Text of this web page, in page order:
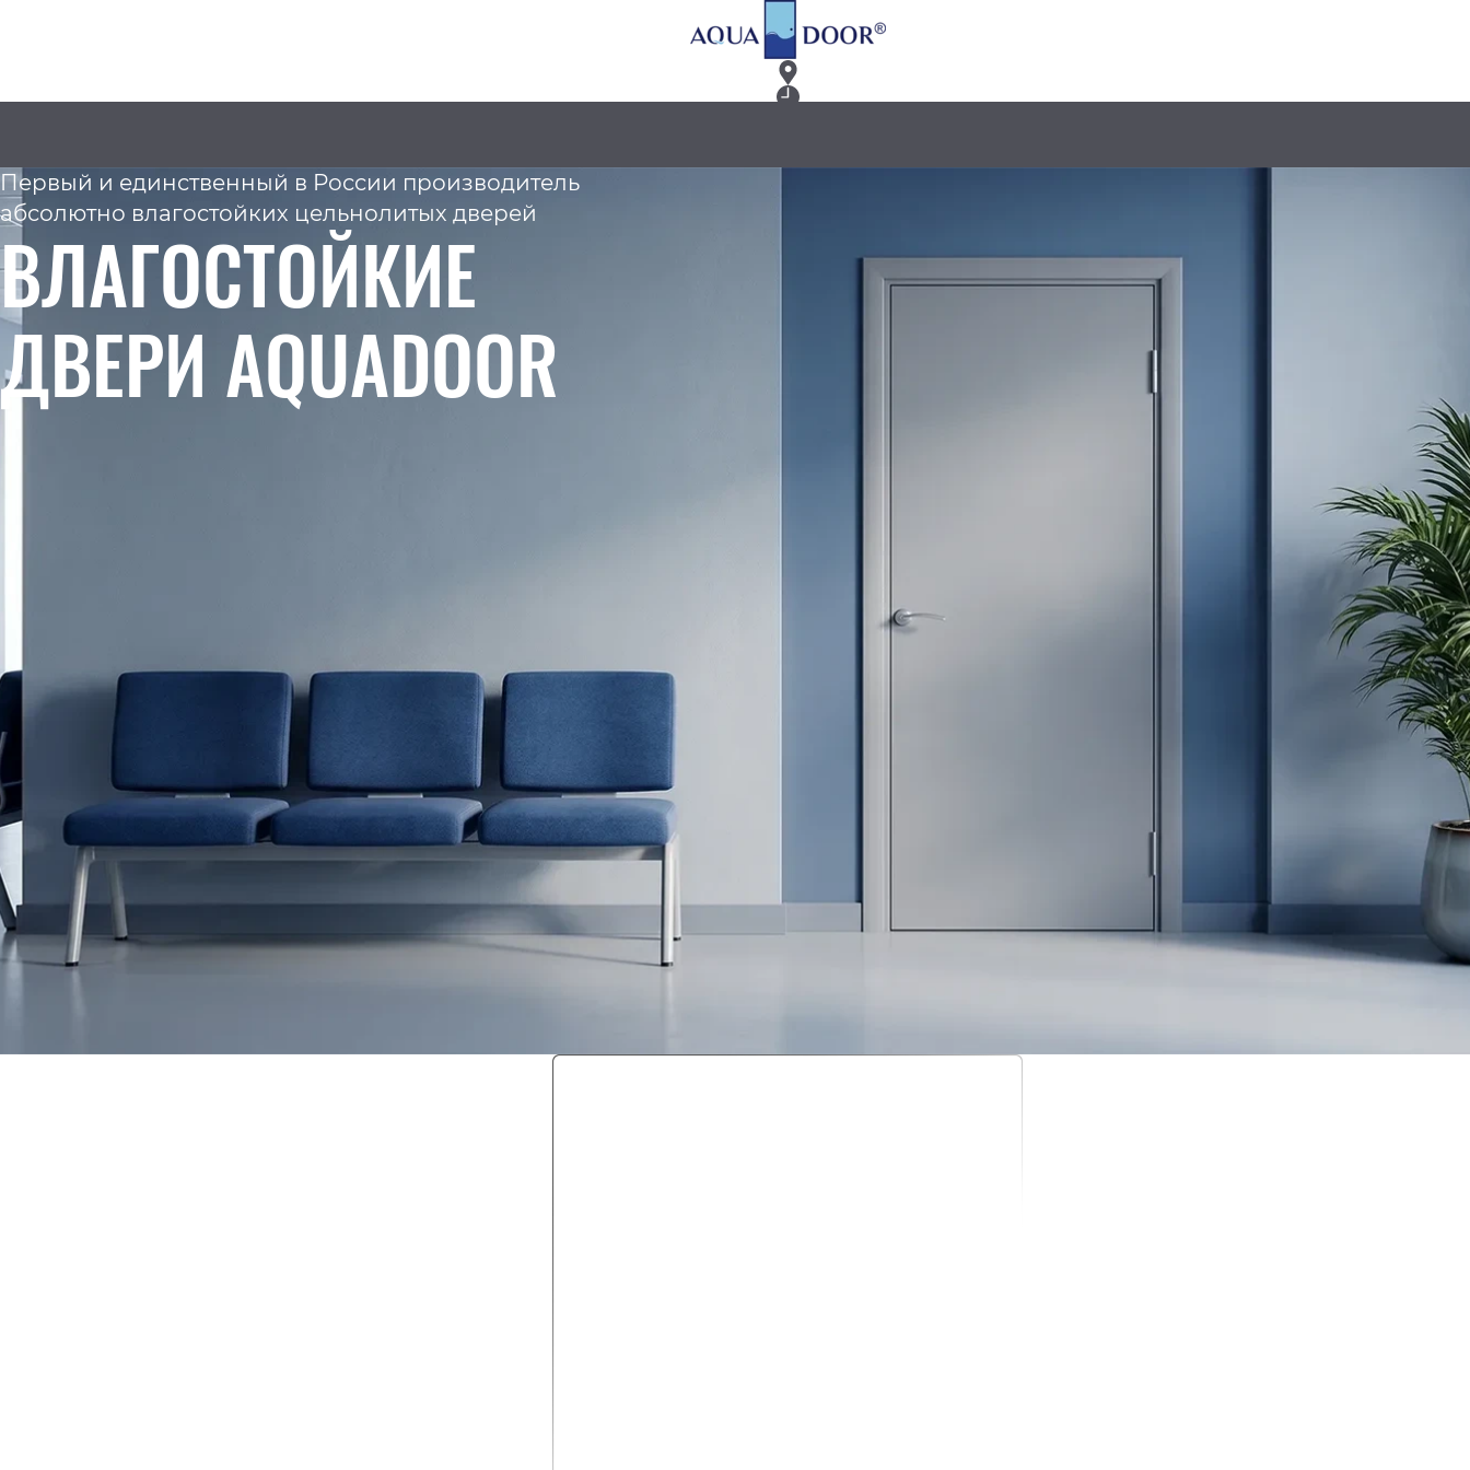
г. Новосибирск, ул. Станционная 30А, офис 601
Пн-Пт: 08:00 - 17:00
info@aquadooropt.ru
Официальный представитель
8 800 350-12-89
Первый и единственный в России производитель
абсолютно влагостойких цельнолитых дверей
ВЛАГОСТОЙКИЕ
ДВЕРИ AQUADOOR